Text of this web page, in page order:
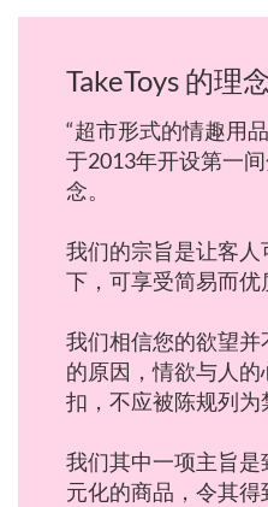
TakeToys 的理
“超市形式的情趣用
于2013年开设第一
念。
我们的宗旨是让客
下，可享受简易而优
我们相信您的欲望
的原因，情欲与人
扣，不应被陈规列为
我们其中一项主旨是
元化的商品，令其